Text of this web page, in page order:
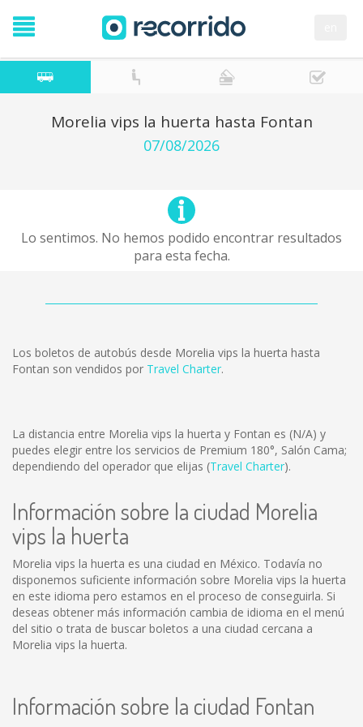
Morelia vips la huerta hasta Fontan
07/08/2026
Lo sentimos. No hemos podido encontrar resultados
para esta fecha.
Los boletos de autobús desde Morelia vips la huerta hasta
Fontan son vendidos por Travel Charter.
La distancia entre Morelia vips la huerta y Fontan es (N/A) y
puedes elegir entre los servicios de Premium 180°, Salón Cama;
dependiendo del operador que elijas (Travel Charter).
Información sobre la ciudad Morelia
vips la huerta
Morelia vips la huerta es una ciudad en México. Todavía no
disponemos suficiente información sobre Morelia vips la huerta
en este idioma pero estamos en el proceso de conseguirla. Si
deseas obtener más información cambia de idioma en el menú
del sitio o trata de buscar boletos a una ciudad cercana a
Morelia vips la huerta.
Información sobre la ciudad Fontan